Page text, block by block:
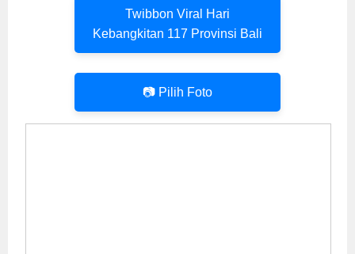
Twibbon Viral Hari
Kebangkitan 117 Provinsi Bali
📷 Pilih Foto